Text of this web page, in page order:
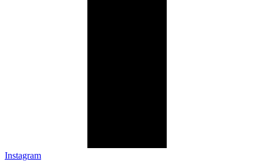
Instagram